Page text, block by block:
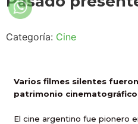
Categoría: Cine
Varios filmes silentes
patrimonio
El cine argentino fue pionero